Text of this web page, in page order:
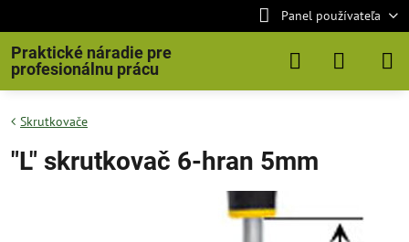
Panel používateľa
Praktické náradie pre
profesionálnu prácu
Skrutkovače
"L" skrutkovač 6-hran 5mm